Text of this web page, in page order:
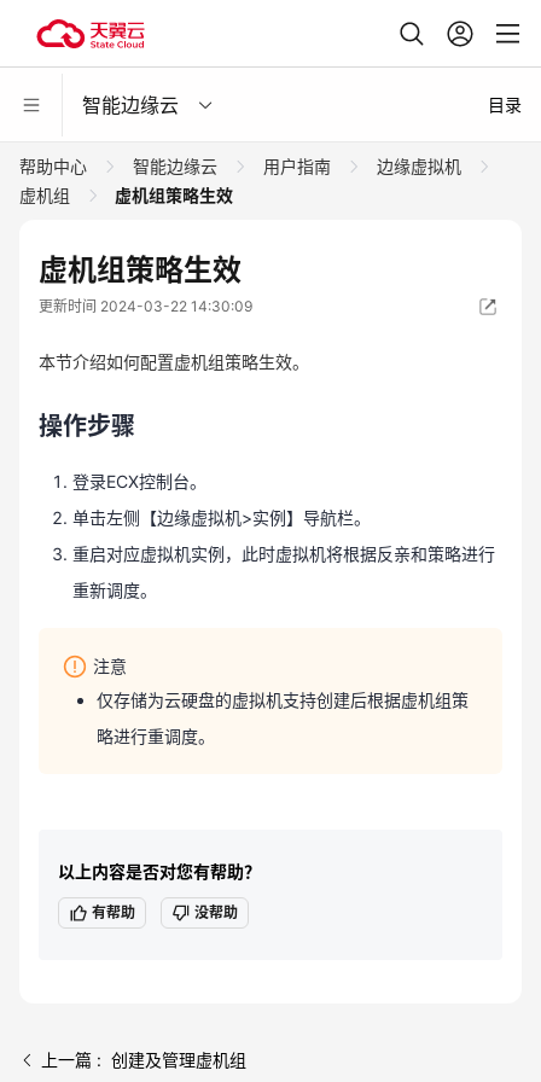
智能边缘云 目录
帮助中心 智能边缘云 用户指南
边缘虚拟机
虚机组
虚机组策略生效
虚机组策略生效
更新时间 2024-03-22 14:30:09
本节介绍如何配置虚机组策略生效。
操作步骤
登录ECX控制台。
单击左侧【边缘虚拟机>实例】导航栏。
重启对应虚拟机实例，此时虚拟机将根据反亲和策略进行
重新调度。
注意
仅存储为云硬盘的虚拟机支持创建后根据虚机组策
略进行重调度。
以上内容是否对您有帮助？
有帮助 没帮助
上一篇 : 创建及管理虚机组